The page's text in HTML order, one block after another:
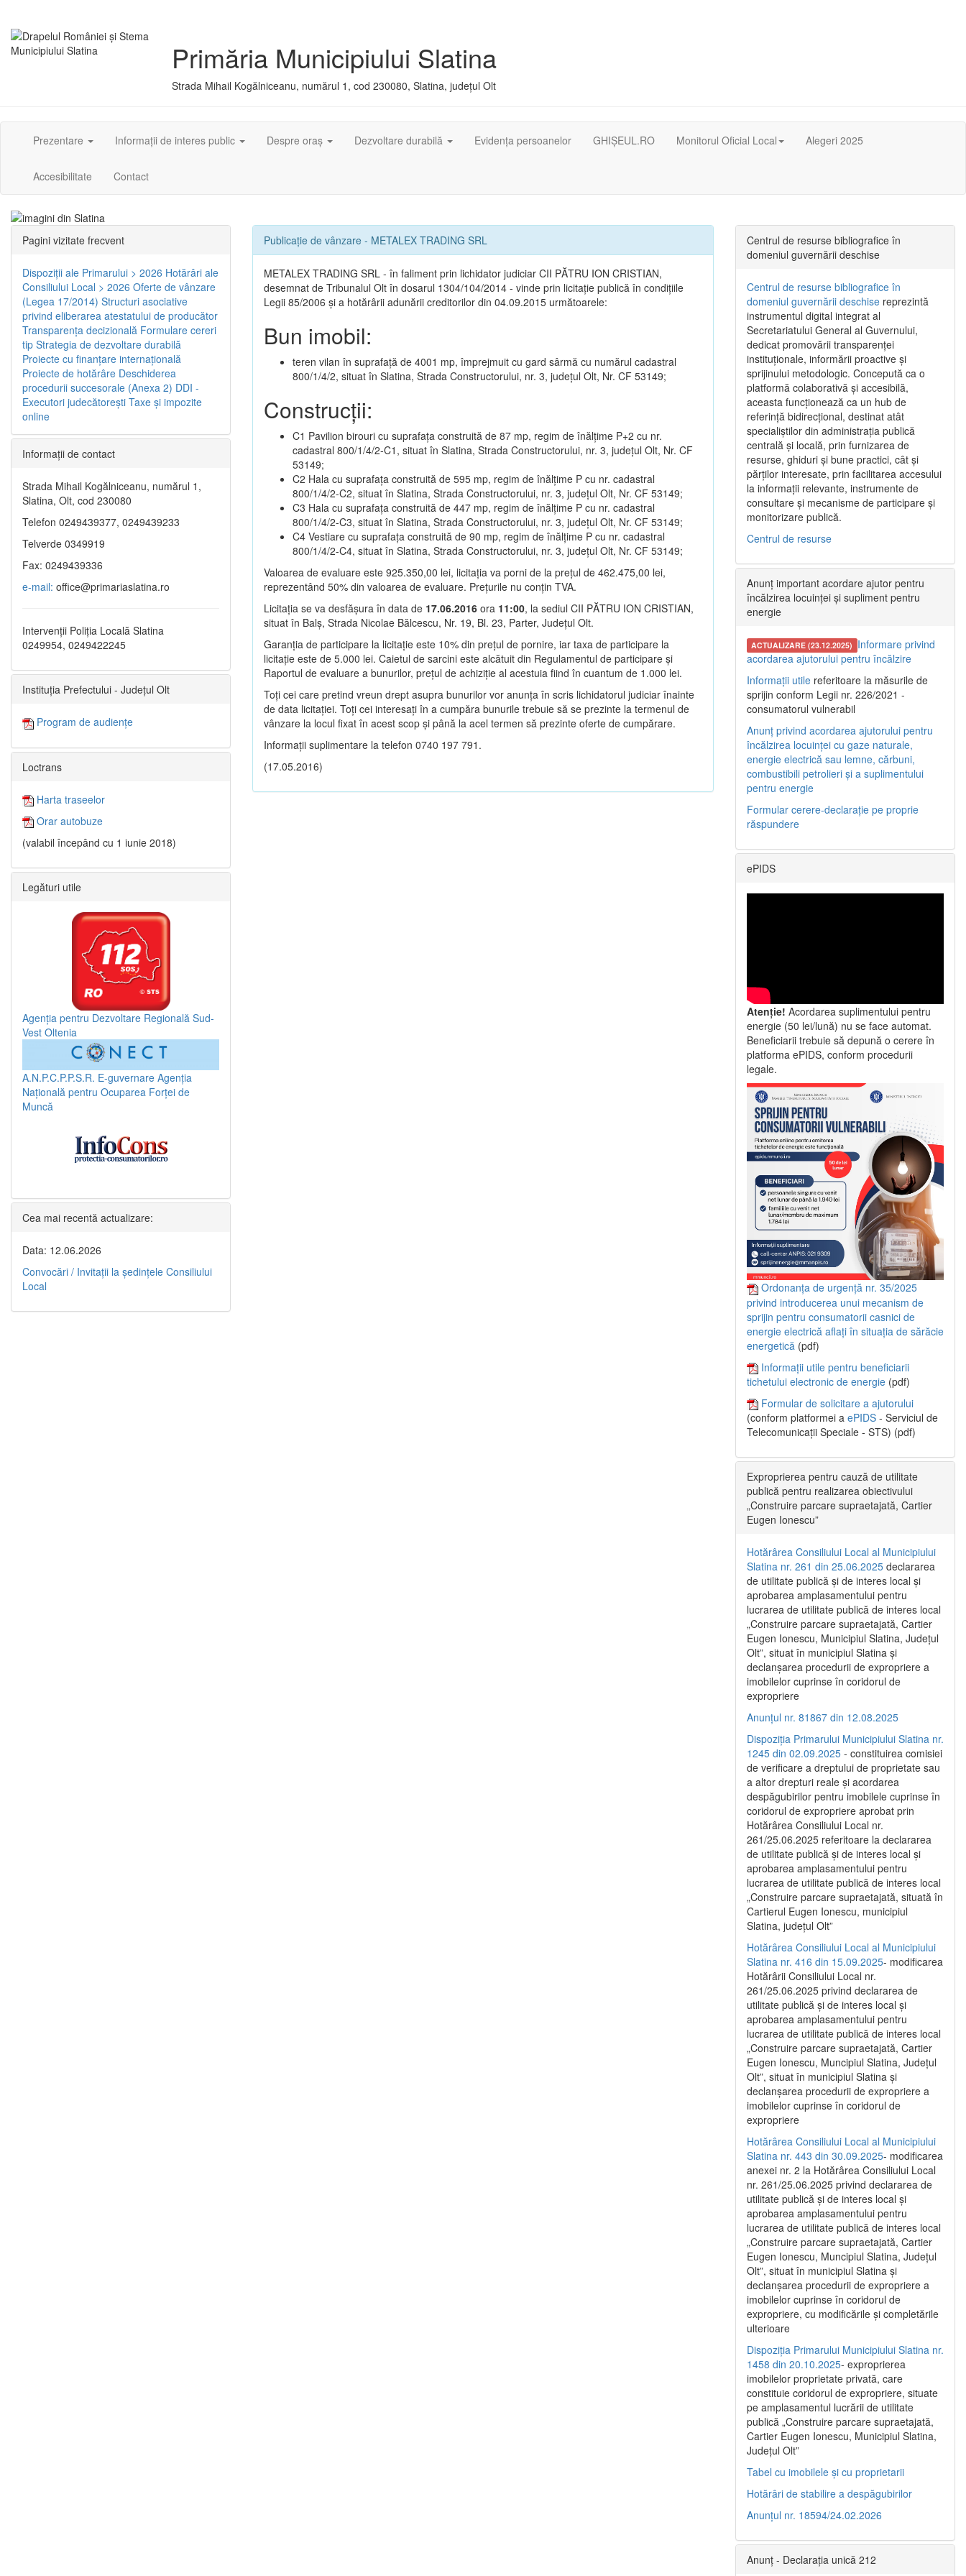
Primăria Municipiului Slatina
Strada Mihail Kogălniceanu, numărul 1, cod 230080, Slatina, județul Olt
Prezentare Informații de interes public Despre oraș Dezvoltare durabilă Evidența persoanelor GHIȘEUL.RO Monitorul Oficial Local Alegeri 2025
Accesibilitate Contact
Publicație de vânzare - METALEX TRADING SRL
METALEX TRADING SRL - în faliment prin lichidator judiciar CII PĂTRU ION CRISTIAN,
desemnat de Tribunalul Olt în dosarul 1304/104/2014 - vinde prin licitație publică în condițiile
Legii 85/2006 și a hotărârii adunării creditorilor din 04.09.2015 următoarele:
Bun imobil:
teren vilan în suprafață de 4001 mp, împrejmuit cu gard sârmă cu numărul cadastral
800/1/4/2, situat în Slatina, Strada Constructorului, nr. 3, județul Olt, Nr. CF 53149;
Construcții:
C1 Pavilion birouri cu suprafața construită de 87 mp, regim de înălțime P+2 cu nr.
cadastral 800/1/4/2-C1, situat în Slatina, Strada Constructorului, nr. 3, județul Olt, Nr. CF
53149;
C2 Hala cu suprafața construită de 595 mp, regim de înălțime P cu nr. cadastral
800/1/4/2-C2, situat în Slatina, Strada Constructorului, nr. 3, județul Olt, Nr. CF 53149;
C3 Hala cu suprafața construită de 447 mp, regim de înălțime P cu nr. cadastral
800/1/4/2-C3, situat în Slatina, Strada Constructorului, nr. 3, județul Olt, Nr. CF 53149;
C4 Vestiare cu suprafața construită de 90 mp, regim de înălțime P cu nr. cadastral
800/1/4/2-C4, situat în Slatina, Strada Constructorului, nr. 3, județul Olt, Nr. CF 53149;
Valoarea de evaluare este 925.350,00 lei, licitația va porni de la prețul de 462.475,00 lei,
reprezentând 50% din valoarea de evaluare. Prețurile nu conțin TVA.
Licitația se va desfășura în data de 17.06.2016 ora 11:00, la sediul CII PĂTRU ION CRISTIAN,
situat în Balș, Strada Nicolae Bălcescu, Nr. 19, Bl. 23, Parter, Județul Olt.
Garanția de participare la licitație este 10% din prețul de pornire, iar taxa de participare la
licitație este de 5.000 lei. Caietul de sarcini este alcătuit din Regulamentul de participare și
Raportul de evaluare a bunurilor, prețul de achiziție al acestuia fiind în cuantum de 1.000 lei.
Toți cei care pretind vreun drept asupra bunurilor vor anunța în scris lichidatorul judiciar înainte
de data licitației. Toți cei interesați în a cumpăra bunurile trebuie să se prezinte la termenul de
vânzare la locul fixat în acest scop și până la acel termen să prezinte oferte de cumpărare.
Informații suplimentare la telefon 0740 197 791.
(17.05.2016)
Pagini vizitate frecvent
Dispoziţii ale Primarului > 2026 Hotărâri ale
Consiliului Local > 2026 Oferte de vânzare
(Legea 17/2014) Structuri asociative
privind eliberarea atestatului de producător
Transparenţa decizională Formulare cereri
tip Strategia de dezvoltare durabilă
Proiecte cu finanţare internaţională
Proiecte de hotărâre Deschiderea
procedurii succesorale (Anexa 2) DDI -
Executori judecătorești Taxe şi impozite
online
Informaţii de contact
Strada Mihail Kogălniceanu, numărul 1,
Slatina, Olt, cod 230080
Telefon 0249439377, 0249439233
Telverde 0349919
Fax: 0249439336
e-mail: office@primariaslatina.ro
Intervenții Poliția Locală Slatina
0249954, 0249422245
Instituția Prefectului - Județul Olt
Program de audiențe
Loctrans
Harta traseelor
Orar autobuze
(valabil începând cu 1 iunie 2018)
Legături utile
Agenția pentru Dezvoltare Regională Sud-
Vest Oltenia
A.N.P.C.P.P.S.R. E-guvernare Agenția
Națională pentru Ocuparea Forței de
Muncă
Cea mai recentă actualizare:
Data: 12.06.2026
Convocări / Invitaţii la şedinţele Consiliului
Local
Centrul de resurse bibliografice în
domeniul guvernării deschise
Centrul de resurse bibliografice în
domeniul guvernării deschise reprezintă
instrumentul digital integrat al
Secretariatului General al Guvernului,
dedicat promovării transparenței
instituționale, informării proactive și
sprijinului metodologic. Concepută ca o
platformă colaborativă și accesibilă,
aceasta funcționează ca un hub de
referință bidirecțional, destinat atât
specialiștilor din administrația publică
centrală și locală, prin furnizarea de
resurse, ghiduri și bune practici, cât și
părților interesate, prin facilitarea accesului
la informații relevante, instrumente de
consultare și mecanisme de participare și
monitorizare publică.
Centrul de resurse
Anunț important acordare ajutor pentru
încălzirea locuinței și supliment pentru
energie
ACTUALIZARE (23.12.2025) Informare privind
acordarea ajutorului pentru încălzire
Informații utile referitoare la măsurile de
sprijin conform Legii nr. 226/2021 -
consumatorul vulnerabil
Anunț privind acordarea ajutorului pentru
încălzirea locuinței cu gaze naturale,
energie electrică sau lemne, cărbuni,
combustibili petrolieri și a suplimentului
pentru energie
Formular cerere-declarație pe proprie
răspundere
ePIDS
Atenție! Acordarea suplimentului pentru
energie (50 lei/lună) nu se face automat.
Beneficiarii trebuie să depună o cerere în
platforma ePIDS, conform procedurii
legale.
Ordonanța de urgență nr. 35/2025
privind introducerea unui mecanism de
sprijin pentru consumatorii casnici de
energie electrică aflați în situația de sărăcie
energetică (pdf)
Informații utile pentru beneficiarii
tichetului electronic de energie (pdf)
Formular de solicitare a ajutorului
(conform platformei a ePIDS - Serviciul de
Telecomunicații Speciale - STS) (pdf)
Exproprierea pentru cauză de utilitate
publică pentru realizarea obiectivului
„Construire parcare supraetajată, Cartier
Eugen Ionescu”
Hotărârea Consiliului Local al Municipiului
Slatina nr. 261 din 25.06.2025 declararea
de utilitate publică și de interes local și
aprobarea amplasamentului pentru
lucrarea de utilitate publică de interes local
„Construire parcare supraetajată, Cartier
Eugen Ionescu, Municipiul Slatina, Județul
Olt”, situat în municipiul Slatina și
declanșarea procedurii de expropriere a
imobilelor cuprinse în coridorul de
expropriere
Anunțul nr. 81867 din 12.08.2025
Dispoziția Primarului Municipiului Slatina nr.
1245 din 02.09.2025 - constituirea comisiei
de verificare a dreptului de proprietate sau
a altor drepturi reale și acordarea
despăgubirilor pentru imobilele cuprinse în
coridorul de expropriere aprobat prin
Hotărârea Consiliului Local nr.
261/25.06.2025 referitoare la declararea
de utilitate publică și de interes local și
aprobarea amplasamentului pentru
lucrarea de utilitate publică de interes local
„Construire parcare supraetajată, situată în
Cartierul Eugen Ionescu, municipiul
Slatina, județul Olt”
Hotărârea Consiliului Local al Municipiului
Slatina nr. 416 din 15.09.2025- modificarea
Hotărârii Consiliului Local nr.
261/25.06.2025 privind declararea de
utilitate publică și de interes local și
aprobarea amplasamentului pentru
lucrarea de utilitate publică de interes local
„Construire parcare supraetajată, Cartier
Eugen Ionescu, Muncipiul Slatina, Județul
Olt”, situat în municipiul Slatina și
declanșarea procedurii de expropriere a
imobilelor cuprinse în coridorul de
expropriere
Hotărârea Consiliului Local al Municipiului
Slatina nr. 443 din 30.09.2025- modificarea
anexei nr. 2 la Hotărârea Consiliului Local
nr. 261/25.06.2025 privind declararea de
utilitate publică şi de interes local şi
aprobarea amplasamentului pentru
lucrarea de utilitate publică de interes local
„Construire parcare supraetajată, Cartier
Eugen Ionescu, Muncipiul Slatina, Judeţul
Olt”, situat în municipiul Slatina şi
declanşarea procedurii de expropriere a
imobilelor cuprinse în coridorul de
expropriere, cu modificările şi completările
ulterioare
Dispoziția Primarului Municipiului Slatina nr.
1458 din 20.10.2025- exproprierea
imobilelor proprietate privată, care
constituie coridorul de expropriere, situate
pe amplasamentul lucrării de utilitate
publică „Construire parcare supraetajată,
Cartier Eugen Ionescu, Municipiul Slatina,
Județul Olt”
Tabel cu imobilele și cu proprietarii
Hotărâri de stabilire a despăgubirilor
Anunțul nr. 18594/24.02.2026
Anunț - Declarația unică 212